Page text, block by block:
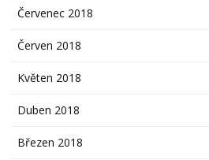
Červenec 2018
Červen 2018
Květen 2018
Duben 2018
Březen 2018